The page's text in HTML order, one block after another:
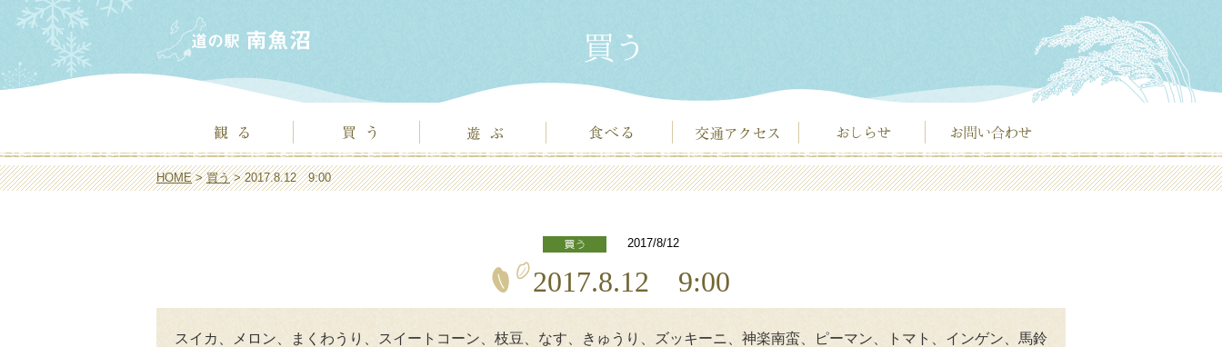
HOME>買う> 2017.8.12 9:00
2017/8/12
2017.8.12 9:00
スイカ、メロン、まくわうり、スイートコーン、枝豆、なす、きゅうり、ズッキーニ、神楽南蛮、ピーマン、トマト、インゲン、馬鈴